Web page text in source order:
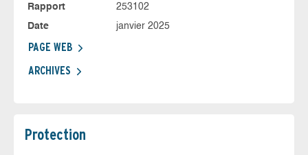
Rapport
253102
Date
janvier 2025
PAGE WEB
ARCHIVES
Protection